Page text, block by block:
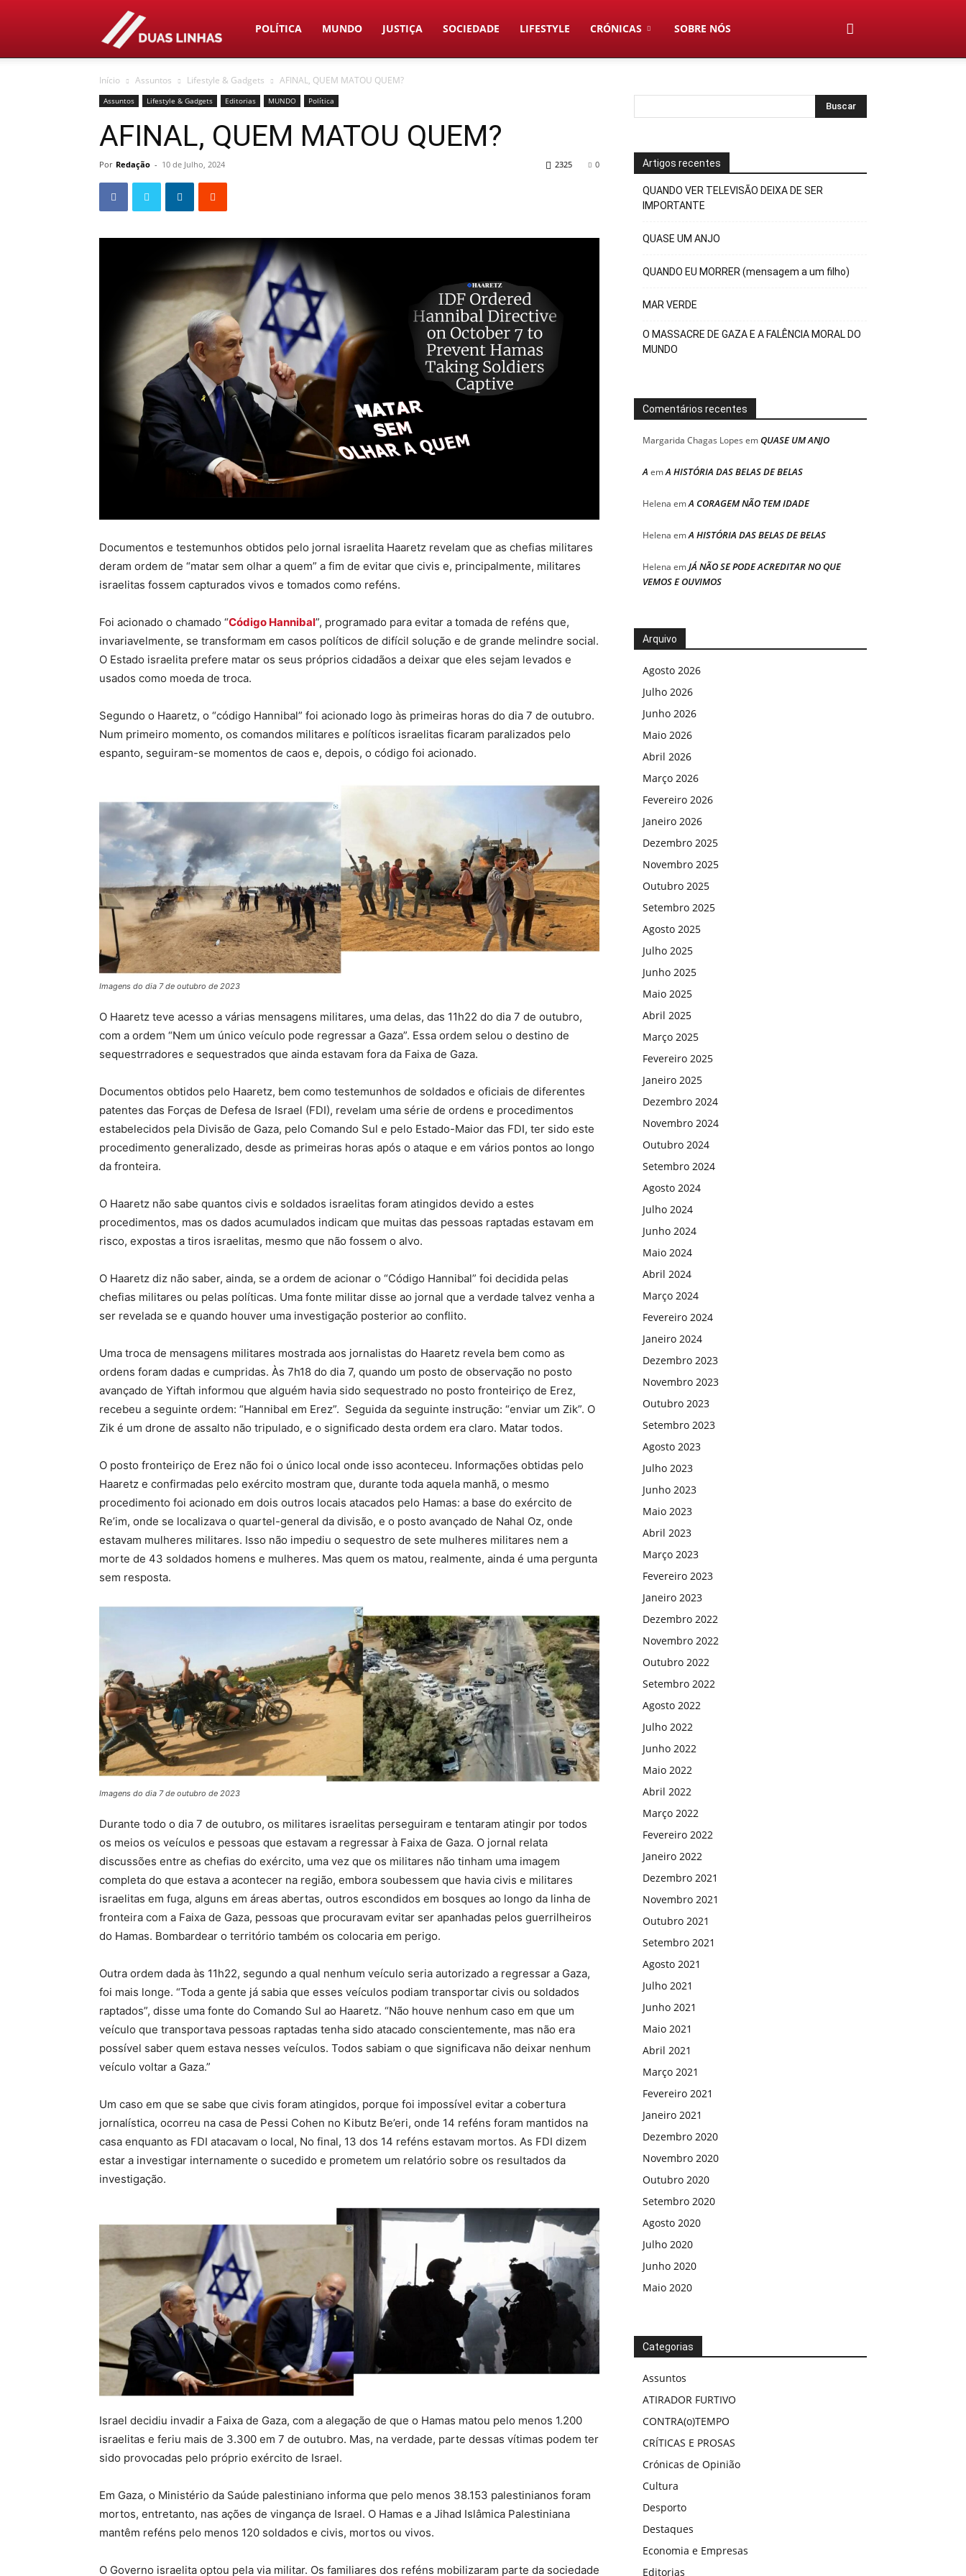
Duas
Linhas
POLÍTICA MUNDO JUSTIÇA SOCIEDADE LIFESTYLE CRÓNICAS SOBRE NÓS
Início Assuntos Lifestyle & Gadgets AFINAL, QUEM MATOU QUEM?
Assuntos Lifestyle & Gadgets Editorias MUNDO Política
AFINAL, QUEM MATOU QUEM?
Por Redação - 10 de Julho, 2024 0
2325
Documentos e testemunhos obtidos pelo jornal israelita Haaretz revelam que as chefias militares
deram ordem de “matar sem olhar a quem” a fim de evitar que civis e, principalmente, militares
israelitas fossem capturados vivos e tomados como reféns.
Foi acionado o chamado “Código Hannibal”, programado para evitar a tomada de reféns que,
invariavelmente, se transformam em casos políticos de difícil solução e de grande melindre social.
O Estado israelita prefere matar os seus próprios cidadãos a deixar que eles sejam levados e
usados como moeda de troca.
Segundo o Haaretz, o “código Hannibal” foi acionado logo às primeiras horas do dia 7 de outubro.
Num primeiro momento, os comandos militares e políticos israelitas ficaram paralizados pelo
espanto, seguiram-se momentos de caos e, depois, o código foi acionado.
Imagens do dia 7 de outubro de 2023
O Haaretz teve acesso a várias mensagens militares, uma delas, das 11h22 do dia 7 de outubro,
com a ordem “Nem um único veículo pode regressar a Gaza”. Essa ordem selou o destino de
sequestrradores e sequestrados que ainda estavam fora da Faixa de Gaza.
Documentos obtidos pelo Haaretz, bem como testemunhos de soldados e oficiais de diferentes
patentes das Forças de Defesa de Israel (FDI), revelam uma série de ordens e procedimentos
estabelecidos pela Divisão de Gaza, pelo Comando Sul e pelo Estado-Maior das FDI, ter sido este
procedimento generalizado, desde as primeiras horas após o ataque e em vários pontos ao longo
da fronteira.
O Haaretz não sabe quantos civis e soldados israelitas foram atingidos devido a estes
procedimentos, mas os dados acumulados indicam que muitas das pessoas raptadas estavam em
risco, expostas a tiros israelitas, mesmo que não fossem o alvo.
O Haaretz diz não saber, ainda, se a ordem de acionar o “Código Hannibal” foi decidida pelas
chefias militares ou pelas políticas. Uma fonte militar disse ao jornal que a verdade talvez venha a
ser revelada se e quando houver uma investigação posterior ao conflito.
Uma troca de mensagens militares mostrada aos jornalistas do Haaretz revela bem como as
ordens foram dadas e cumpridas. Às 7h18 do dia 7, quando um posto de observação no posto
avançado de Yiftah informou que alguém havia sido sequestrado no posto fronteiriço de Erez,
recebeu a seguinte ordem: “Hannibal em Erez”. Seguida da seguinte instrução: “enviar um Zik”. O
Zik é um drone de assalto não tripulado, e o significado desta ordem era claro. Matar todos.
O posto fronteiriço de Erez não foi o único local onde isso aconteceu. Informações obtidas pelo
Haaretz e confirmadas pelo exército mostram que, durante toda aquela manhã, o mesmo
procedimento foi acionado em dois outros locais atacados pelo Hamas: a base do exército de
Re’im, onde se localizava o quartel-general da divisão, e o posto avançado de Nahal Oz, onde
estavam mulheres militares. Isso não impediu o sequestro de sete mulheres militares nem a
morte de 43 soldados homens e mulheres. Mas quem os matou, realmente, ainda é uma pergunta
sem resposta.
Imagens do dia 7 de outubro de 2023
Durante todo o dia 7 de outubro, os militares israelitas perseguiram e tentaram atingir por todos
os meios os veículos e pessoas que estavam a regressar à Faixa de Gaza. O jornal relata
discussões entre as chefias do exército, uma vez que os militares não tinham uma imagem
completa do que estava a acontecer na região, embora soubessem que havia civis e militares
israelitas em fuga, alguns em áreas abertas, outros escondidos em bosques ao longo da linha de
fronteira com a Faixa de Gaza, pessoas que procuravam evitar ser apanhadas pelos guerrilheiros
do Hamas. Bombardear o território também os colocaria em perigo.
Outra ordem dada às 11h22, segundo a qual nenhum veículo seria autorizado a regressar a Gaza,
foi mais longe. “Toda a gente já sabia que esses veículos podiam transportar civis ou soldados
raptados”, disse uma fonte do Comando Sul ao Haaretz. “Não houve nenhum caso em que um
veículo que transportava pessoas raptadas tenha sido atacado conscientemente, mas não era
possível saber quem estava nesses veículos. Todos sabiam o que significava não deixar nenhum
veículo voltar a Gaza.”
Um caso em que se sabe que civis foram atingidos, porque foi impossível evitar a cobertura
jornalística, ocorreu na casa de Pessi Cohen no Kibutz Be’eri, onde 14 reféns foram mantidos na
casa enquanto as FDI atacavam o local, No final, 13 dos 14 reféns estavam mortos. As FDI dizem
estar a investigar internamente o sucedido e prometem um relatório sobre os resultados da
investigação.
Israel decidiu invadir a Faixa de Gaza, com a alegação de que o Hamas matou pelo menos 1.200
israelitas e feriu mais de 3.300 em 7 de outubro. Mas, na verdade, parte dessas vítimas podem ter
sido provocadas pelo próprio exército de Israel.
Em Gaza, o Ministério da Saúde palestiniano informa que pelo menos 38.153 palestinianos foram
mortos, entretanto, nas ações de vingança de Israel. O Hamas e a Jihad Islâmica Palestiniana
mantêm reféns pelo menos 120 soldados e civis, mortos ou vivos.
O Governo israelita optou pela via militar. Os familiares dos reféns mobilizaram parte da sociedade
Artigos recentes
QUANDO VER TELEVISÃO DEIXA DE SER
IMPORTANTE
QUASE UM ANJO
QUANDO EU MORRER (mensagem a um filho)
MAR VERDE
O MASSACRE DE GAZA E A FALÊNCIA MORAL DO
MUNDO
Comentários recentes
Margarida Chagas Lopes emQUASE UM ANJO
A emA HISTÓRIA DAS BELAS DE BELAS
Helena emA CORAGEM NÃO TEM IDADE
Helena emA HISTÓRIA DAS BELAS DE BELAS
Helena emJÁ NÃO SE PODE ACREDITAR NO QUE
VEMOS E OUVIMOS
Arquivo
Agosto 2026
Julho 2026
Junho 2026
Maio 2026
Abril 2026
Março 2026
Fevereiro 2026
Janeiro 2026
Dezembro 2025
Novembro 2025
Outubro 2025
Setembro 2025
Agosto 2025
Julho 2025
Junho 2025
Maio 2025
Abril 2025
Março 2025
Fevereiro 2025
Janeiro 2025
Dezembro 2024
Novembro 2024
Outubro 2024
Setembro 2024
Agosto 2024
Julho 2024
Junho 2024
Maio 2024
Abril 2024
Março 2024
Fevereiro 2024
Janeiro 2024
Dezembro 2023
Novembro 2023
Outubro 2023
Setembro 2023
Agosto 2023
Julho 2023
Junho 2023
Maio 2023
Abril 2023
Março 2023
Fevereiro 2023
Janeiro 2023
Dezembro 2022
Novembro 2022
Outubro 2022
Setembro 2022
Agosto 2022
Julho 2022
Junho 2022
Maio 2022
Abril 2022
Março 2022
Fevereiro 2022
Janeiro 2022
Dezembro 2021
Novembro 2021
Outubro 2021
Setembro 2021
Agosto 2021
Julho 2021
Junho 2021
Maio 2021
Abril 2021
Março 2021
Fevereiro 2021
Janeiro 2021
Dezembro 2020
Novembro 2020
Outubro 2020
Setembro 2020
Agosto 2020
Julho 2020
Junho 2020
Maio 2020
Categorias
Assuntos
ATIRADOR FURTIVO
CONTRA(o)TEMPO
CRÍTICAS E PROSAS
Crónicas de Opinião
Cultura
Desporto
Destaques
Economia e Empresas
Editorias